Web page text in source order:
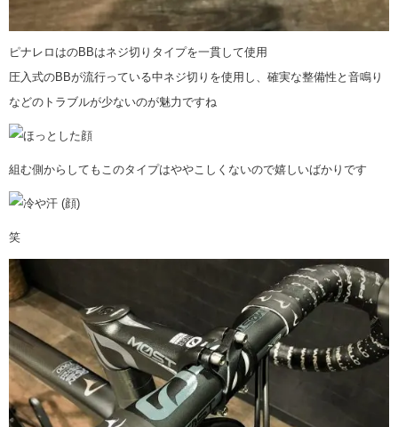
ピナレロはのBBはネジ切りタイプを一貫して使用
圧入式のBBが流行っている中ネジ切りを使用し、確実な整備性と音鳴り
などのトラブルが少ないのが魅力ですね
組む側からしてもこのタイプはややこしくないので嬉しいばかりです
笑